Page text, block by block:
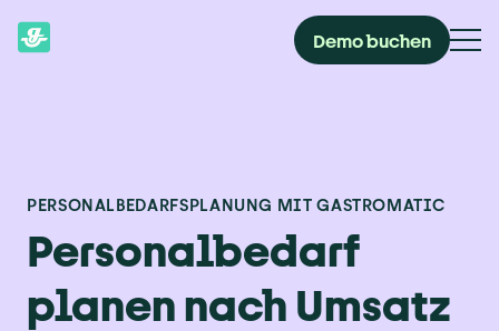
Demo buchen
PERSONALBEDARFSPLANUNG MIT GASTROMATIC
Personalbedarf
planen nach Umsatz